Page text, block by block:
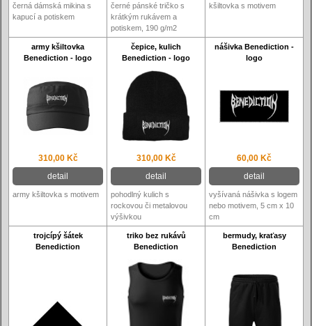
černá dámská mikina s
kapucí a potiskem
černé pánské tričko s
krátkým rukávem a
potiskem, 190 g/m2
kšiltovka s motivem
army kšiltovka
Benediction - logo
čepice, kulich
Benediction - logo
nášivka Benediction -
logo
310,00 Kč
detail
310,00 Kč
detail
60,00 Kč
detail
army kšiltovka s motivem
pohodlný kulich s
rockovou či metalovou
výšivkou
vyšívaná nášivka s logem
nebo motivem, 5 cm x 10
cm
trojcípý šátek
Benediction
triko bez rukávů
Benediction
bermudy, kraťasy
Benediction